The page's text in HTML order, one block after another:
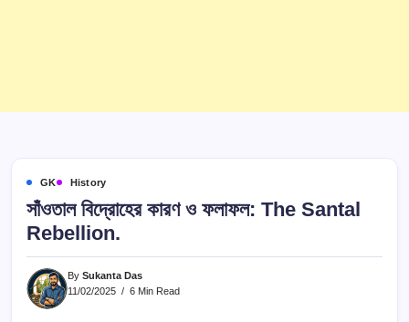
GK History
সাঁওতাল বিদ্রোহের কারণ ও ফলাফল: The Santal
Rebellion.
By Sukanta Das
11/02/2025
6 Min Read